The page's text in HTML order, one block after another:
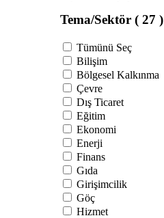
Tema/Sektör ( 27 )
Tümünü Seç
Bilişim
Bölgesel Kalkınma
Çevre
Dış Ticaret
Eğitim
Ekonomi
Enerji
Finans
Gıda
Girişimcilik
Göç
Hizmet